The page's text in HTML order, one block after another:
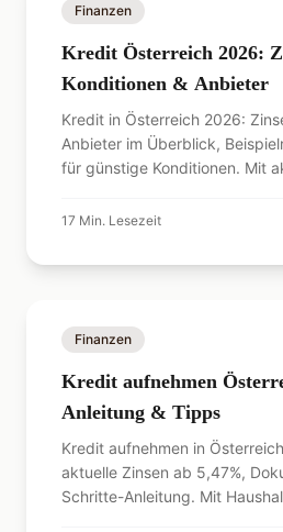
Finanzen
Kredit Österreich 2026:
Konditionen & Anbieter
Kredit in Österreich 2026:
Anbieter im Überblick,
für günstige Konditionen. Mit
17 Min. Lesezeit
Finanzen
Kredit aufnehmen
Anleitung & Tipps
Kredit aufnehmen in
aktuelle Zinsen ab 5,47%,
Schritte-Anleitung. Mit